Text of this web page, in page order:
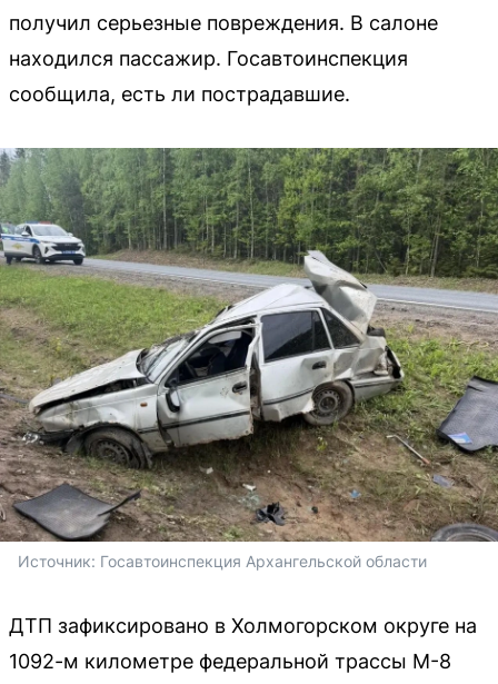
получил серьезные повреждения. В салоне
находился пассажир. Госавтоинспекция
сообщила, есть ли пострадавшие.
Источник: Госавтоинспекция Архангельской области
ДТП зафиксировано в Холмогорском округе на
1092-м километре федеральной трассы М-8